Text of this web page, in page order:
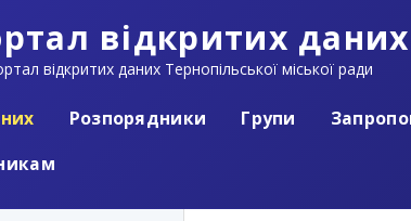
відкритих
відкритих даних Тернопільської міської ради
Розпорядники Групи